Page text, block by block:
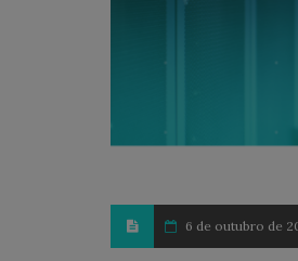
6 de outubro de